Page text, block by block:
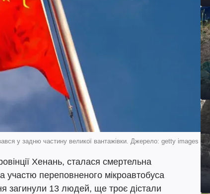
у задню частину великої вантажівки. Джерело: getty images
Хенань, сталася смертельна
участю переповненого мікроавтобуса
загинули 13 людей, ще троє дістали